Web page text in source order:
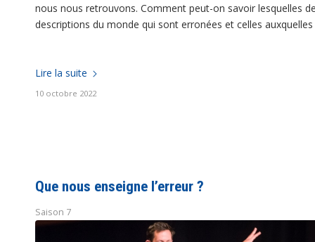
nous nous retrouvons. Comment peut-on savoir lesquelles
descriptions du monde qui sont erronées et celles
Lire la suite
10 octobre 2022
Que nous enseigne l’erreur ?
Saison 7